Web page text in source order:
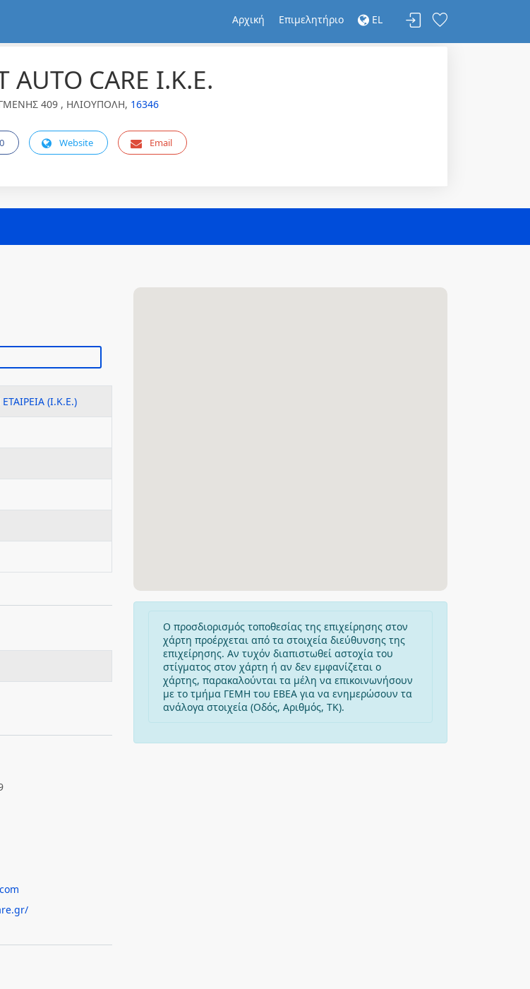
Αρχική Επιμελητήριο EL
AUTO CARE Ι.Κ.Ε.
409 , ΗΛΙΟΥΠΟΛΗ, 16346
Website Email
(Ι.Κ.Ε.)
Ο προσδιορισμός τοποθεσίας της επιχείρησης στον
χάρτη προέρχεται από τα στοιχεία διεύθυνσης της
επιχείρησης. Αν τυχόν διαπιστωθεί αστοχία του
στίγματος στον χάρτη ή αν δεν εμφανίζεται ο
χάρτης, παρακαλούνται τα μέλη να επικοινωνήσουν
με το τμήμα ΓΕΜΗ του ΕΒΕΑ για να ενημερώσουν τα
ανάλογα στοιχεία (Οδός, Αριθμός, ΤΚ).